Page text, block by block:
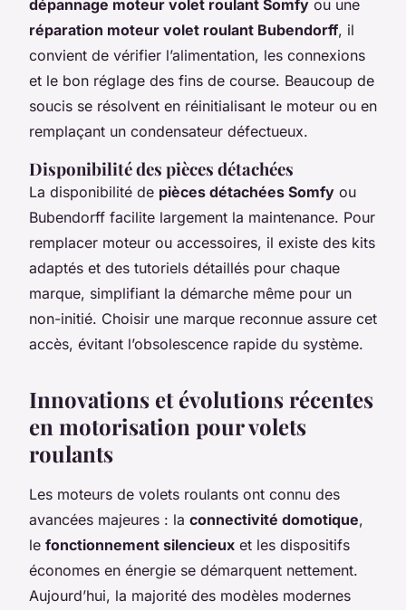
dépannage moteur volet roulant Somfy ou une
réparation moteur volet roulant Bubendorff, il
convient de vérifier l’alimentation, les connexions
et le bon réglage des fins de course. Beaucoup de
soucis se résolvent en réinitialisant le moteur ou en
remplaçant un condensateur défectueux.
Disponibilité des pièces détachées
La disponibilité de pièces détachées Somfy ou
Bubendorff facilite largement la maintenance. Pour
remplacer moteur ou accessoires, il existe des kits
adaptés et des tutoriels détaillés pour chaque
marque, simplifiant la démarche même pour un
non-initié. Choisir une marque reconnue assure cet
accès, évitant l’obsolescence rapide du système.
Innovations et évolutions récentes
en motorisation pour volets
roulants
Les moteurs de volets roulants ont connu des
avancées majeures : la connectivité domotique,
le fonctionnement silencieux et les dispositifs
économes en énergie se démarquent nettement.
Aujourd’hui, la majorité des modèles modernes